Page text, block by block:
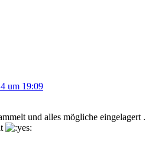
um 19:09
und alles mögliche eingelagert .